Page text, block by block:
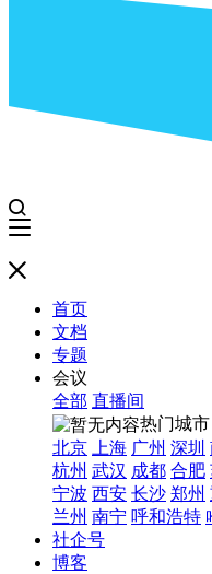
首页
文档
专题
会议
全部 直播间
热门城市
北京
上海 广州 深圳
杭州 武汉 成都 合肥
宁波 西安 长沙 郑州
兰州 南宁 呼和浩特
社企号
博客